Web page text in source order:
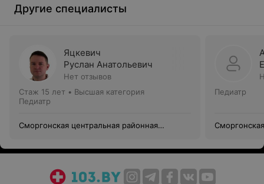
Другие специалисты
Яцкевич
Руслан Анатольевич
Нет отзывов
Стаж 15 лет • Высшая категория
Педиатр
Сморгонская центральная районная
Педиатр